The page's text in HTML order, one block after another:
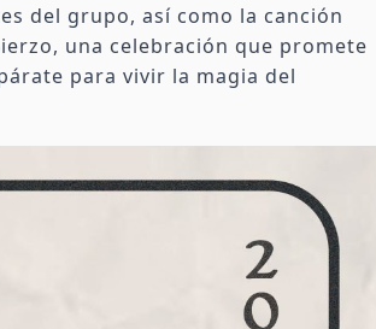
del grupo, así como la canción
una celebración que promete
para vivir la magia del